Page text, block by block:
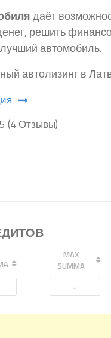
даёт
решить
автомобиль.
автолизинг в
(4 Отзывы)
MAX
SUMMA
-